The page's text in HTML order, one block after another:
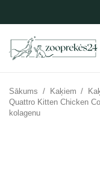
Sākums / Kaķiem /
Quattro Kitten Chicken
kolagenu